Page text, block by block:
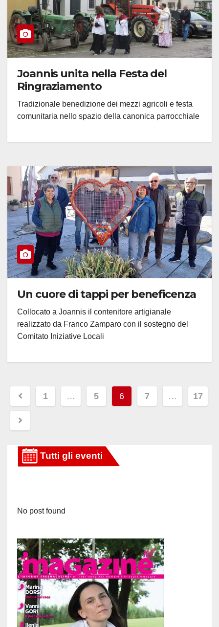
Joannis unita nella Festa del
Ringraziamento
Tradizionale benedizione dei mezzi agricoli e festa
comunitaria nello spazio della canonica parrocchiale
Un cuore di tappi per beneficenza
Collocato a Joannis il contenitore artigianale
realizzato da Franco Zamparo con il sostegno del
Comitato Iniziative Locali
Paginazione
degli
articoli
1 … 5 6 7 … 17
No post found